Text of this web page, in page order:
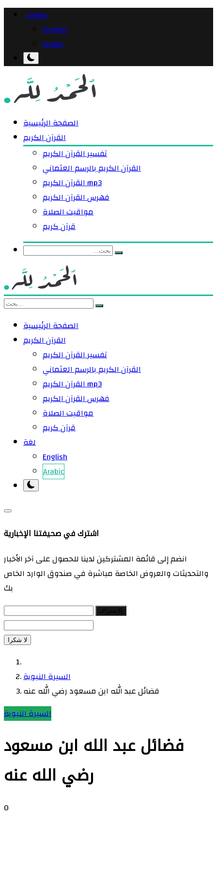
Arabic
English
Arabic
الصفحة الرئيسية
القرآن الكريم
تفسير القرآن الكريم
القرآن الكريم بالرسم العثماني
القرآن الكريم mp3
فهرس القرآن الكريم
مواقيت الصلاة
قرآن كريم
الصفحة الرئيسية
القرآن الكريم
تفسير القرآن الكريم
القرآن الكريم بالرسم العثماني
القرآن الكريم mp3
فهرس القرآن الكريم
مواقيت الصلاة
قرآن كريم
لغة
English
Arabic
اشترك في صحيفتنا الإخبارية
انضم إلى قائمة المشتركين لدينا للحصول على آخر الأخبار
والتحديثات والعروض الخاصة مباشرة في صندوق الوارد الخاص
بك
لا شكرا
السيرة النبوية
فضائل عبد الله ابن مسعود رضي الله عنه
السيرة النبوية
فضائل عبد الله ابن مسعود
رضي الله عنه
0